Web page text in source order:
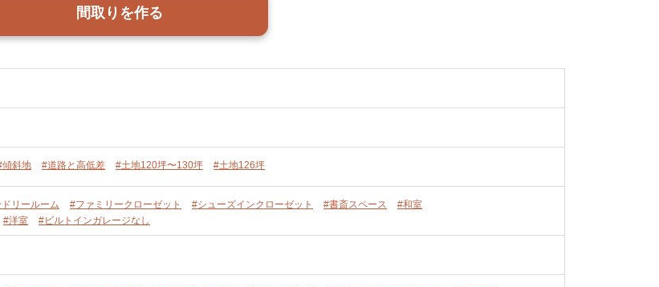
間取りを作る
傾斜地 #道路と高低差 #土地120坪〜130坪 #土地126坪
リールーム #ファミリークローゼット #シューズインクローゼット #書斎スペース
#和室
#洋室 #ビルトインガレージなし